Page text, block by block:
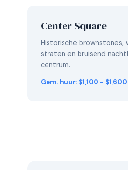
Center Square
Historische brownstones,
straten en bruisend
centrum.
Gem. huur: $1,100 - $1,600